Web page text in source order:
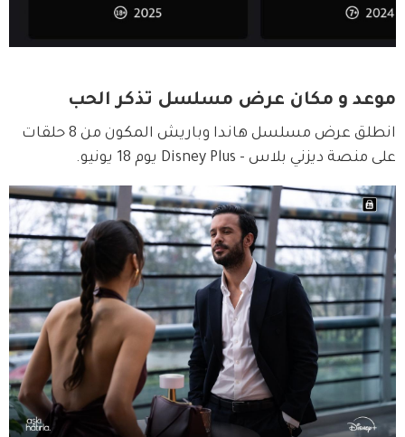
موعد و مكان عرض مسلسل تذكر الحب
انطلق عرض مسلسل هاندا وباريش المكون من 8 حلقات
على منصة ديزني بلاس - Disney Plus يوم 18 يونيو.